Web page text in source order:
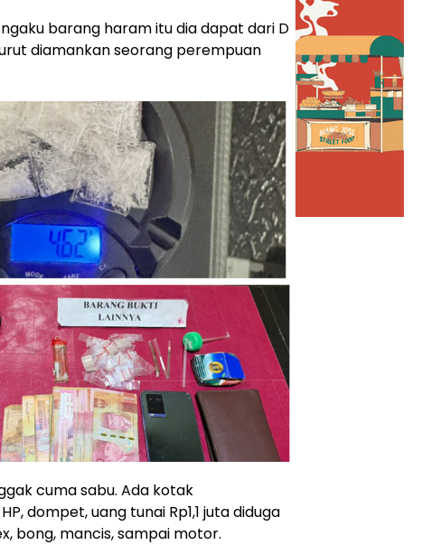
ngaku barang haram itu dia dapat dari D
diamankan seorang perempuan
cuma sabu. Ada kotak
dompet, uang tunai Rp1,1 juta diduga
bong, mancis, sampai motor.